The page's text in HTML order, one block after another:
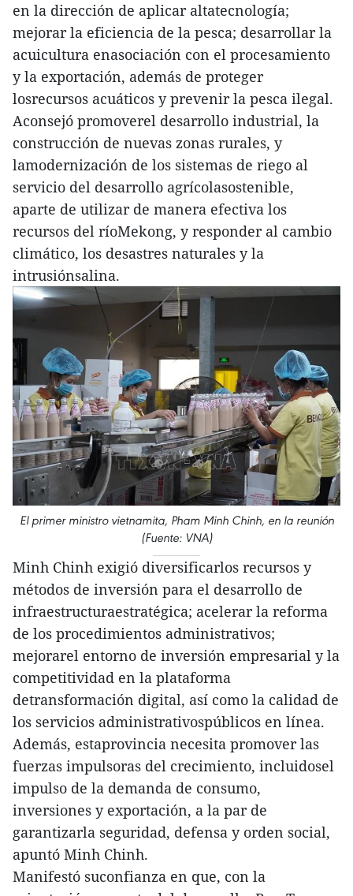
en la dirección de aplicar altatecnología;
mejorar la eficiencia de la pesca; desarrollar la
acuicultura enasociación con el procesamiento
y la exportación, además de proteger
losrecursos acuáticos y prevenir la pesca ilegal.
Aconsejó promoverel desarrollo industrial, la
construcción de nuevas zonas rurales, y
lamodernización de los sistemas de riego al
servicio del desarrollo agrícolasostenible,
aparte de utilizar de manera efectiva los
recursos del ríoMekong, y responder al cambio
climático, los desastres naturales y la
intrusiónsalina.
El primer ministro vietnamita, Pham Minh Chinh, en la reunión
(Fuente: VNA)
Minh Chinh exigió diversificarlos recursos y
métodos de inversión para el desarrollo de
infraestructuraestratégica; acelerar la reforma
de los procedimientos administrativos;
mejorarel entorno de inversión empresarial y la
competitividad en la plataforma
detransformación digital, así como la calidad de
los servicios administrativospúblicos en línea.
Además, estaprovincia necesita promover las
fuerzas impulsoras del crecimiento, incluidosel
impulso de la demanda de consumo,
inversiones y exportación, a la par de
garantizarla seguridad, defensa y orden social,
apuntó Minh Chinh.
Manifestó suconfianza en que, con la